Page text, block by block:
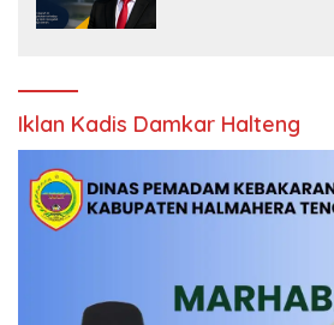
Iklan Kadis Damkar Halteng